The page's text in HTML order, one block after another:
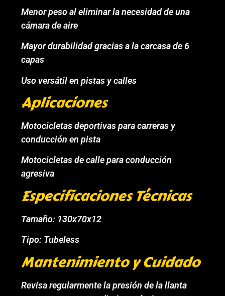
Menor peso al eliminar la necesidad de una
cámara de aire
Mayor durabilidad gracias a la carcasa de 6
capas
Uso versátil en pistas y calles
Aplicaciones
Motocicletas deportivas para carreras y
conducción en pista
Motocicletas de calle para conducción
agresiva
Especificaciones Técnicas
Tamaño: 130x70x12
Tipo: Tubeless
Mantenimiento y Cuidado
Revisa regularmente la presión de la llanta